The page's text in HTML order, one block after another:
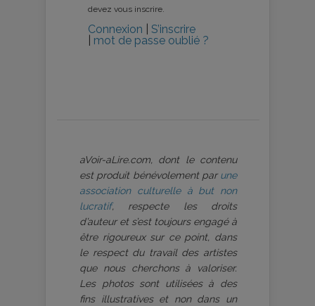
devez vous inscrire.
Connexion
S’inscrire
mot de passe oublié ?
aVoir-aLire.com, dont le contenu
est produit bénévolement par une
association culturelle à but non
lucratif, respecte les droits
d’auteur et s’est toujours engagé à
être rigoureux sur ce point, dans
le respect du travail des artistes
que nous cherchons à valoriser.
Les photos sont utilisées à des
fins illustratives et non dans un